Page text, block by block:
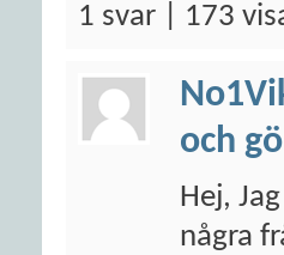
1 svar | 173
och
Hej,
några